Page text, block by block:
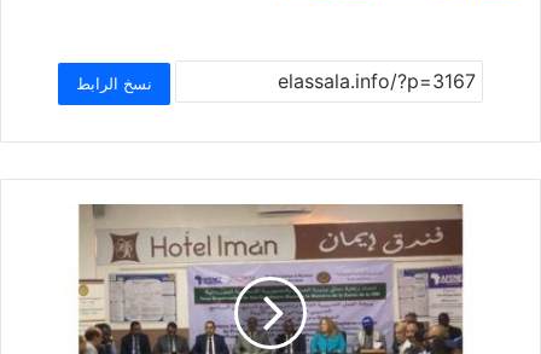
c
e
b
o
o
k
st
o
d
o
n
ai
l
at
s
A
p
p
ar
e
نسخ الرابط